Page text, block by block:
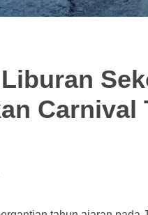
Carnival